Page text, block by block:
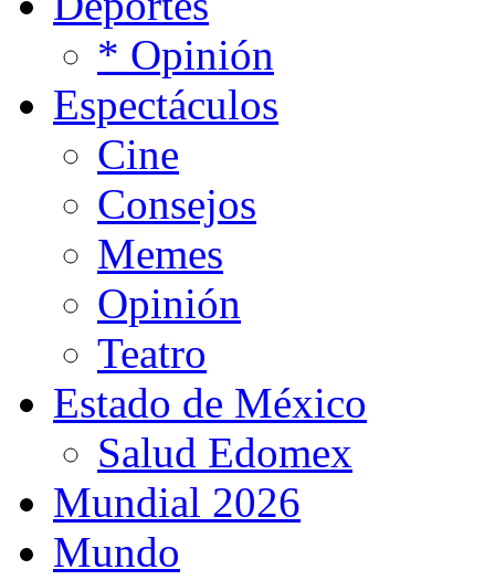
* Opinión
Espectáculos
Cine
Consejos
Memes
Opinión
Teatro
Estado de México
Salud Edomex
Mundial 2026
Mundo